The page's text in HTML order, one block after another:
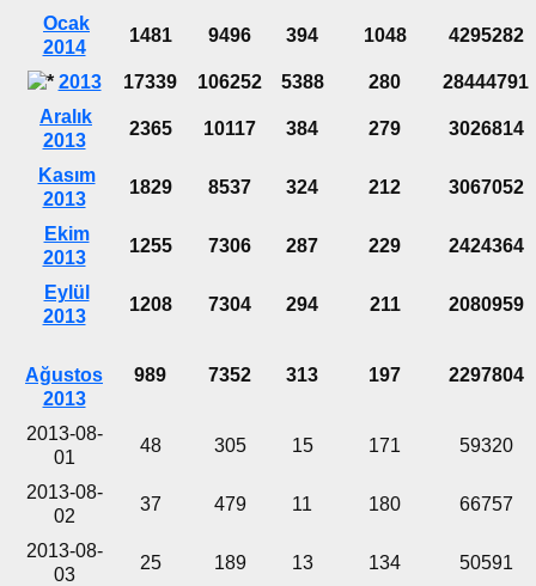
Ocak
2014
1481 9496 394 1048 4295282
2013 17339 106252 5388 280
28444791
Aralık
2013
2365 10117 384 279 3026814
Kasım
2013
1829 8537 324 212 3067052
Ekim
2013
1255 7306 287 229 2424364
Eylül
2013
1208 7304 294 211 2080959
Ağustos
2013
989 7352 313 197 2297804
2013-08-
01
48 305 15 171 59320
2013-08-
02
37 479 11 180 66757
2013-08-
03
25 189 13 134 50591